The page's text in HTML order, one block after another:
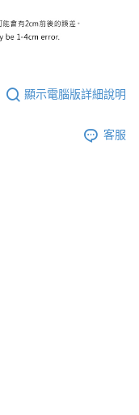
顯示電腦版詳細說明
客服